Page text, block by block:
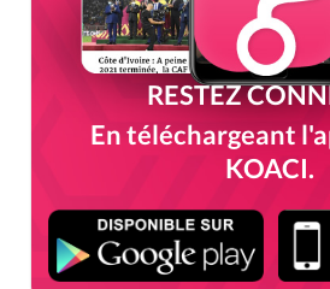
RESTEZ
En téléchargeant
KOACI.